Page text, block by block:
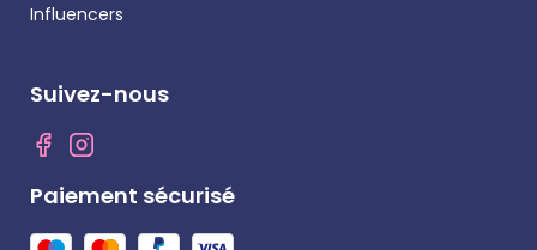
Influencers
Suivez-nous
Paiement sécurisé